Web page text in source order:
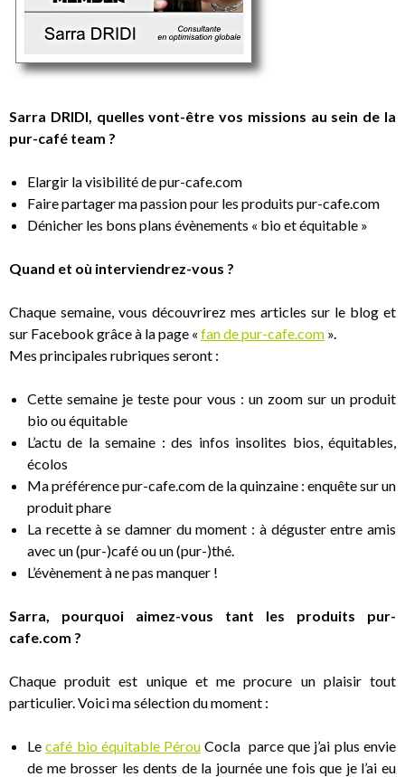
Sarra DRIDI, quelles vont-être vos missions au sein de la
pur-café team ?
Elargir la visibilité de pur-cafe.com
Faire partager ma passion pour les produits pur-cafe.com
Dénicher les bons plans évènements « bio et équitable »
Quand et où interviendrez-vous ?
Chaque semaine, vous découvrirez mes articles sur le blog et
sur Facebook grâce à la page « fan de pur-cafe.com ».
Mes principales rubriques seront :
Cette semaine je teste pour vous : un zoom sur un produit
bio ou équitable
L’actu de la semaine : des infos insolites bios, équitables,
écolos
Ma préférence pur-cafe.com de la quinzaine : enquête sur un
produit phare
La recette à se damner du moment : à déguster entre amis
avec un (pur-)café ou un (pur-)thé.
L’évènement à ne pas manquer !
Sarra, pourquoi aimez-vous tant les produits pur-
cafe.com ?
Chaque produit est unique et me procure un plaisir tout
particulier. Voici ma sélection du moment :
Lecafé bio équitable Pérou Cocla parce que j’ai plus envie
de me brosser les dents de la journée une fois que je l’ai eu